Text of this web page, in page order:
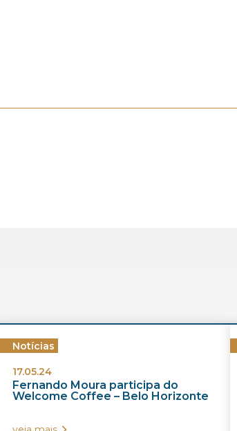
Notícias
17.05.24
Fernando Moura participa do
Welcome Coffee – Belo Horizonte